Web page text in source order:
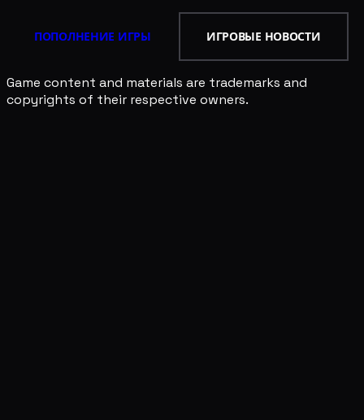
ПОПОЛНЕНИЕ ИГРЫ ИГРОВЫЕ НОВОСТИ
Game content and materials are trademarks and
copyrights of their respective owners.